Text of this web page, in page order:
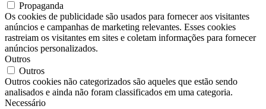
Propaganda
Os cookies de publicidade são usados ​​para fornecer aos visitantes
anúncios e campanhas de marketing relevantes. Esses cookies
rastreiam os visitantes em sites e coletam informações para fornecer
anúncios personalizados.
Outros
Outros
Outros cookies não categorizados são aqueles que estão sendo
analisados ​​e ainda não foram classificados em uma categoria.
Necessário